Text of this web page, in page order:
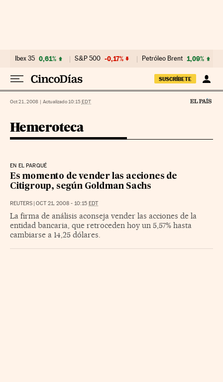
Ibex 35 0,61% S&P 500 -0,17% Petróleo Brent 1,09%
SUSCRÍBETE
Oct 21, 2008 | Actualizado 10:15EDT
Hemeroteca
EN EL PARQUÉ
Es momento de vender las acciones de
Citigroup, según Goldman Sachs
REUTERS | OCT 21, 2008 - 10:15 EDT
La firma de análisis aconseja vender las acciones de la
entidad bancaria, que retroceden hoy un 5,57% hasta
cambiarse a 14,25 dólares.